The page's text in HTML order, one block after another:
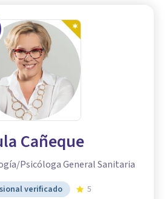
Cañeque
Psicóloga General Sanitaria
verificado 5